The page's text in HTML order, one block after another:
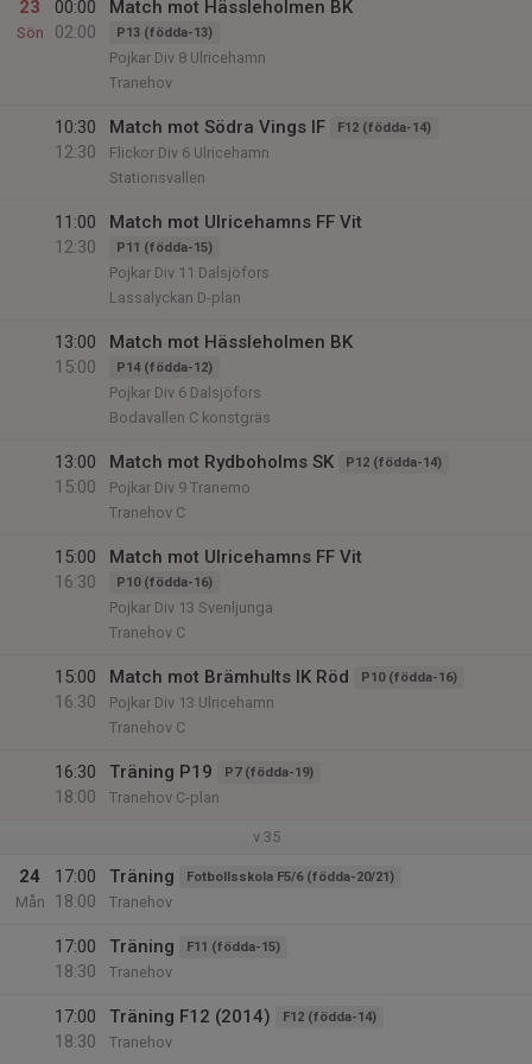
23
Sön
00:00
02:00
Match mot Hässleholmen BK
P13 (födda-13)
Pojkar Div 8 Ulricehamn
Tranehov
10:30
12:30
Match mot Södra Vings IF F12 (födda-14)
Flickor Div 6 Ulricehamn
Stationsvallen
11:00
12:30
Match mot Ulricehamns FF Vit
P11 (födda-15)
Pojkar Div 11 Dalsjöfors
Lassalyckan D-plan
13:00
15:00
Match mot Hässleholmen BK
P14 (födda-12)
Pojkar Div 6 Dalsjöfors
Bodavallen C konstgräs
13:00
15:00
Match mot Rydboholms SK P12 (födda-14)
Pojkar Div 9 Tranemo
Tranehov C
15:00
16:30
Match mot Ulricehamns FF Vit
P10 (födda-16)
Pojkar Div 13 Svenljunga
Tranehov C
15:00
16:30
Match mot Brämhults IK Röd P10 (födda-16)
Pojkar Div 13 Ulricehamn
Tranehov C
16:30
18:00
Träning P19 P7 (födda-19)
Tranehov C-plan
v.35
24
Mån
17:00
18:00
Träning Fotbollsskola F5/6 (födda-20/21)
Tranehov
17:00
18:30
Träning F11 (födda-15)
Tranehov
17:00
18:30
Träning F12 (2014) F12 (födda-14)
Tranehov